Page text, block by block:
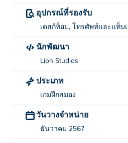
เข้าหากัน!
ใครเป็นผู้สร้าง Love Balls?
Love Balls เป็นผลงานสร้างสรรค์
เกมแรกของพวกเขา Poki (โปกิ)-
ฉันสามารถเล่น Love Balls ไ
ฉันสามารถเล่น Love Balls
อุปกรณ์ที่รองรับ
เดสก์ท็อป, โทรศัพท์และแท็บ
นักพัฒนา
Lion Studios
ประเภท
เกมฝึกสมอง
วันวางจำหน่าย
ธันวาคม 2567